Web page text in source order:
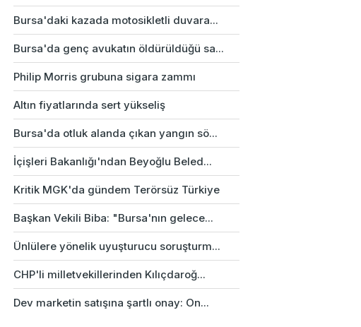
Bursa'daki kazada motosikletli duvara...
Bursa'da genç avukatın öldürüldüğü sa...
Philip Morris grubuna sigara zammı
Altın fiyatlarında sert yükseliş
Bursa'da otluk alanda çıkan yangın sö...
İçişleri Bakanlığı'ndan Beyoğlu Beled...
Kritik MGK'da gündem Terörsüz Türkiye
Başkan Vekili Biba: "Bursa'nın gelece...
Ünlülere yönelik uyuşturucu soruşturm...
CHP'li milletvekillerinden Kılıçdaroğ...
Dev marketin satışına şartlı onay: On...